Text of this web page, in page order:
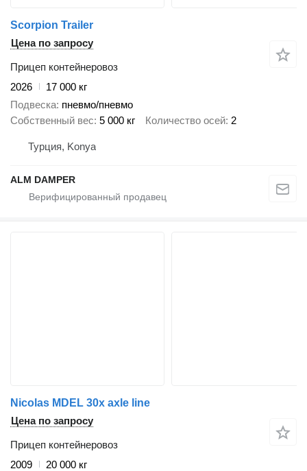
Scorpion Trailer
Цена по запросу
Прицеп контейнеровоз
2026
17 000 кг
Подвеска пневмо/пневмо
Собственный вес 5 000 кг Количество осей 2
Турция, Konya
ALM DAMPER
Nicolas MDEL 30x axle line
Цена по запросу
Прицеп контейнеровоз
2009
20 000 кг